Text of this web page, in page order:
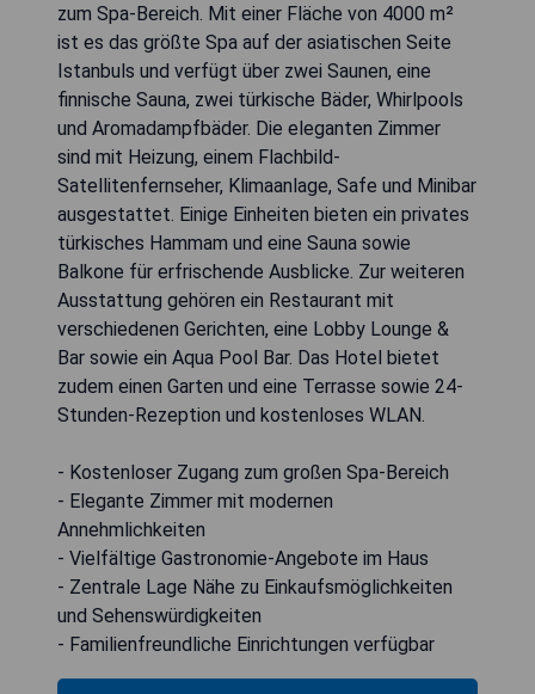
zum Spa-Bereich. Mit einer Fläche von 4000 m²
ist es das größte Spa auf der asiatischen Seite
Istanbuls und verfügt über zwei Saunen, eine
finnische Sauna, zwei türkische Bäder, Whirlpools
und Aromadampfbäder. Die eleganten Zimmer
sind mit Heizung, einem Flachbild-
Satellitenfernseher, Klimaanlage, Safe und Minibar
ausgestattet. Einige Einheiten bieten ein privates
türkisches Hammam und eine Sauna sowie
Balkone für erfrischende Ausblicke. Zur weiteren
Ausstattung gehören ein Restaurant mit
verschiedenen Gerichten, eine Lobby Lounge &
Bar sowie ein Aqua Pool Bar. Das Hotel bietet
zudem einen Garten und eine Terrasse sowie 24-
Stunden-Rezeption und kostenloses WLAN.
- Kostenloser Zugang zum großen Spa-Bereich
- Elegante Zimmer mit modernen
Annehmlichkeiten
- Vielfältige Gastronomie-Angebote im Haus
- Zentrale Lage Nähe zu Einkaufsmöglichkeiten
und Sehenswürdigkeiten
- Familienfreundliche Einrichtungen verfügbar